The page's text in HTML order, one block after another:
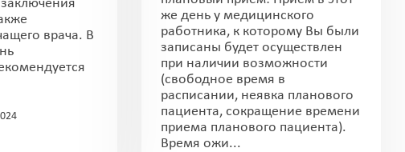
врача. В
же день у медицинского
работника, к которому Вы были
записаны будет осуществлен
при наличии возможности
(свободное время в
расписании, неявка планового
пациента, сокращение времени
приема планового пациента).
Время ожи...